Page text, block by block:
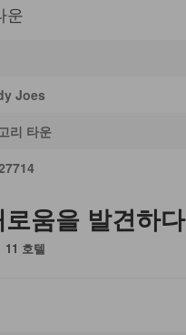
운
Joes
리 타운
움을 발견하다
11 호텔